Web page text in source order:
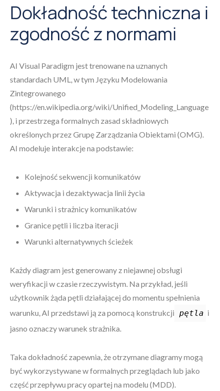
Dokładność techniczna i
zgodność z normami
AI Visual Paradigm jest trenowane na uznanych
standardach UML, w tym Języku Modelowania
Zintegrowanego
(https://en.wikipedia.org/wiki/Unified_Modeling_Language
), i przestrzega formalnych zasad składniowych
określonych przez Grupę Zarządzania Obiektami (OMG).
AI modeluje interakcje na podstawie:
Kolejność sekwencji komunikatów
Aktywacja i dezaktywacja linii życia
Warunki i strażnicy komunikatów
Granice pętli i liczba iteracji
Warunki alternatywnych ścieżek
Każdy diagram jest generowany z niejawnej obsługi
weryfikacji w czasie rzeczywistym. Na przykład, jeśli
użytkownik żąda pętli działającej do momentu spełnienia
warunku, AI przedstawi ją za pomocą konstrukcji pętla i
jasno oznaczy warunek strażnika.
Taka dokładność zapewnia, że otrzymane diagramy mogą
być wykorzystywane w formalnych przeglądach lub jako
część przepływu pracy opartej na modelu (MDD).